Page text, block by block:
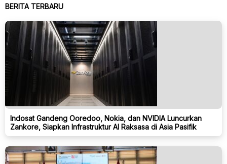
BERITA TERBARU
Indosat Gandeng Ooredoo, Nokia, dan NVIDIA Luncurkan
Zankore, Siapkan Infrastruktur AI Raksasa di Asia Pasifik